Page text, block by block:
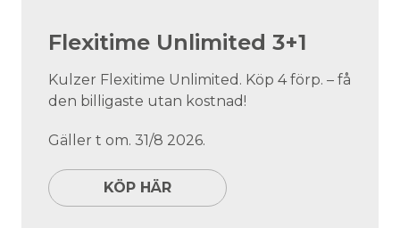
Flexitime Unlimited 3+1
Kulzer Flexitime Unlimited. Köp 4 förp. – få
den billigaste utan kostnad!
Gäller t om. 31/8 2026.
KÖP HÄR